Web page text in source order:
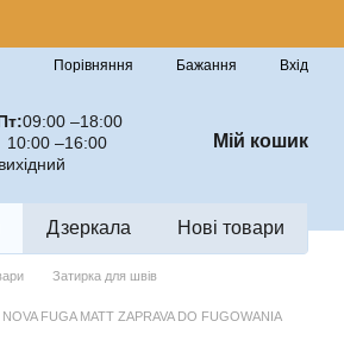
Порівняння Бажання Вхід
09:00 –18:00
10:00 –16:00
вихідний
Мій кошик
Дзеркала Нові товари
Затирка для швів
FUGA MATT ZAPRAVA DO FUGOWANIA